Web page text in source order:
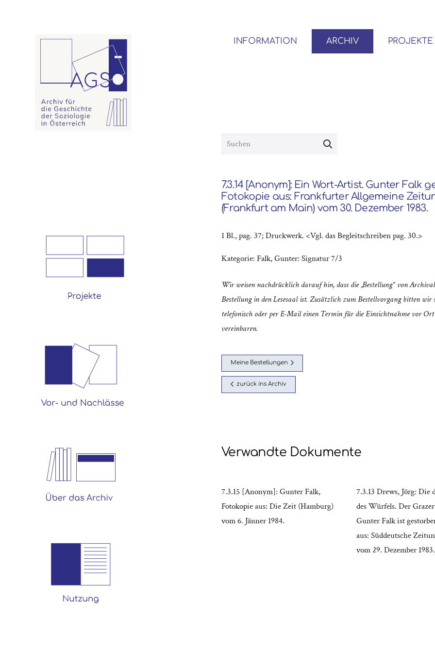
INFORMATION ARCHIV PROJEKTE
7.3.14 [Anonym]: Ein Wort-Artist. Gunter Falk
Fotokopie aus: Frankfurter Allgemeine
(Frankfurt am Main) vom 30. Dezember 1983.
1 Bl., pag. 37; Druckwerk. <Vgl. das Begleitschreiben pag. 30.>
Kategorie: Falk, Gunter: Signatur 7/3
Wir weisen nachdrücklich darauf hin, dass die „Bestellung“ von
Bestellung in den Lesesaal ist. Zusätzlich zum Bestellvorgang bitten wir
telefonisch oder per E-Mail einen Termin für die Einsichtnahme vor
vereinbaren.
Meine Bestellungen
zurück ins Archiv
Verwandte Dokumente
7.3.15 [Anonym]: Gunter Falk,
Fotokopie aus: Die Zeit (Hamburg)
vom 6. Jänner 1984.
7.3.13 Drews, Jörg: Die
des Würfels. Der
Gunter Falk ist
aus: Süddeutsche
vom 29. Dezember 1983.